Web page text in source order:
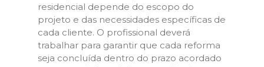
residencial depende do escopo do
projeto e das necessidades específicas de
cada cliente. O profissional deverá
trabalhar para garantir que cada reforma
seja concluída dentro do prazo acordado